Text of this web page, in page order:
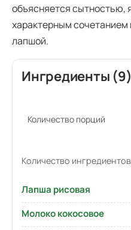
объясняется сытностью,
характерным сочетанием
лапшой.
Ингредиенты (9)
Количество порций
Количество
Лапша рисовая
Молоко кокосовое